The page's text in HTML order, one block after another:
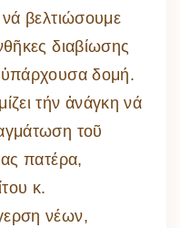
βελτιώσουμε
διαβίωσης
δομή.
τήν ἀνάγκη νά
τοῦ
πατέρα,
κ.
νέων,